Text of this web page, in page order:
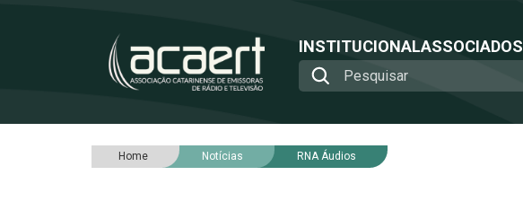
INSTITUCIONALASSOCIADOS
Home Notícias RNA Áudios